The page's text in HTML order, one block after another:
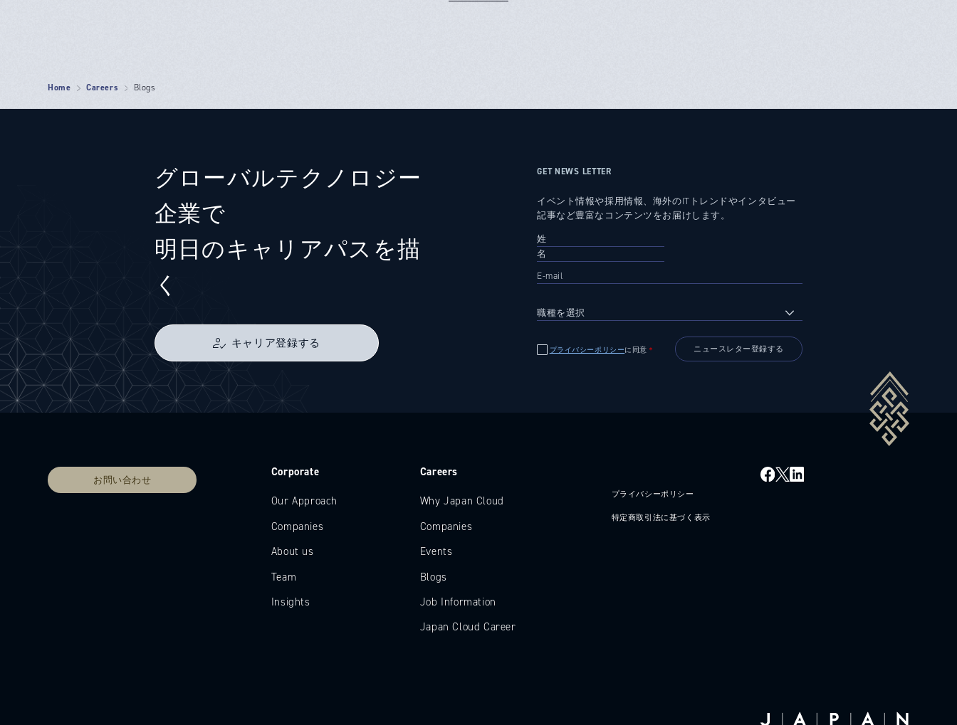
Home Careers Blogs
グローバルテクノロジー
企業で
明日のキャリアパスを描
く
キャリア登録する
GET NEWS LETTER
イベント情報や採用情報、海外のITトレンドやインタビュー
記事など豊富なコンテンツをお届けします。
プライバシーポリシーに同意 ＊
お問い合わせ
Corporate
Our Approach
Companies
About us
Team
Insights
Careers
Why Japan Cloud
Companies
Events
Blogs
Job Information
Japan Cloud Career
プライバシーポリシー
特定商取引法に基づく表示